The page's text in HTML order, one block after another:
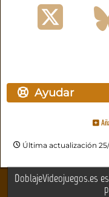
Ayudar
Última actualización 25/
DoblajeVideojuegos.es